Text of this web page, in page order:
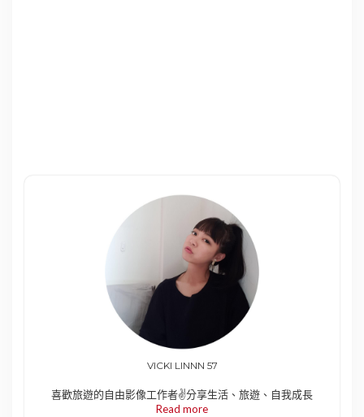
VICKI LINNN 57
喜歡旅遊的自由影像工作者✌️分享生活、旅遊、自我成長
Read more